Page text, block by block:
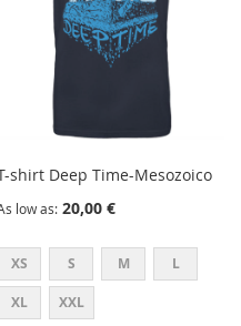
shirt Deep Time-Mesozoico
low as 20,00 €
XS S M L
XL XXL